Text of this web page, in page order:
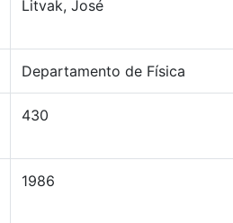
Litvak, José
Departamento de Física
430
1986